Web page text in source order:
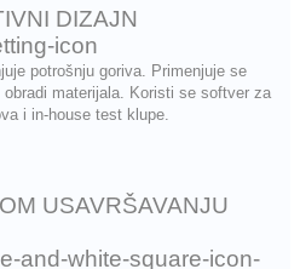
DIZAJN
potrošnju goriva. Primenjuje se
materijala. Koristi se softver za
i in-house test klupe.
USAVRŠAVANJU